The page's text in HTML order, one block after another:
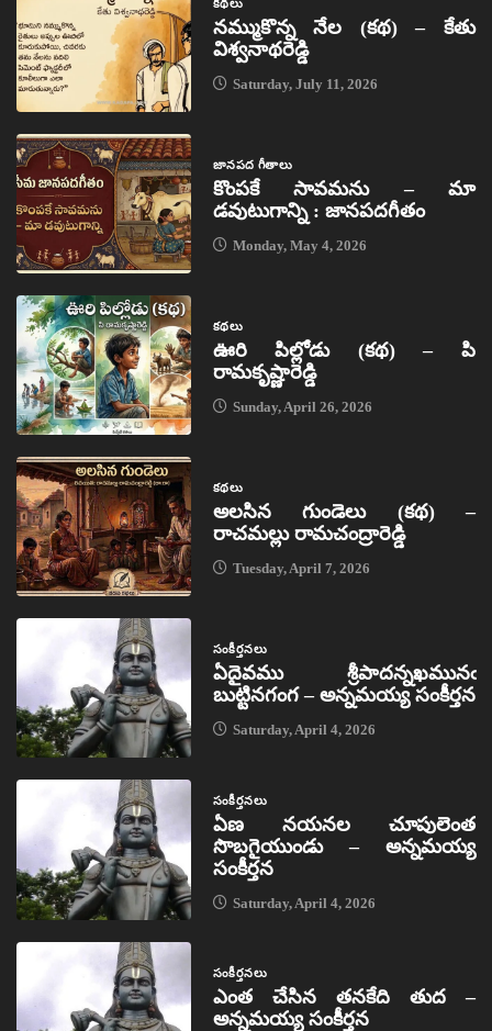
కథలు
నమ్ముకొన్న నేల (కథ) – కేతు
విశ్వనాథరెడ్డి
Saturday, July 11, 2026
జానపద గీతాలు
కొంపకే సావమను – మా
డవుటుగాన్ని : జానపదగీతం
Monday, May 4, 2026
కథలు
ఊరి పిల్లోడు (కథ) – పి
రామకృష్ణారెడ్డి
Sunday, April 26, 2026
కథలు
అలసిన గుండెలు (కథ) –
రాచమల్లు రామచంద్రారెడ్డి
Tuesday, April 7, 2026
సంకీర్తనలు
ఏదైవము శ్రీపాదన్నఖమునఁ
బుట్టినగంగ – అన్నమయ్య సంకీర్తన
Saturday, April 4, 2026
సంకీర్తనలు
ఏణ నయనల చూపులెంత
సొబగైయుండు – అన్నమయ్య
సంకీర్తన
Saturday, April 4, 2026
సంకీర్తనలు
ఎంత చేసిన తనకేది తుద –
అన్నమయ్య సంకీర్తన